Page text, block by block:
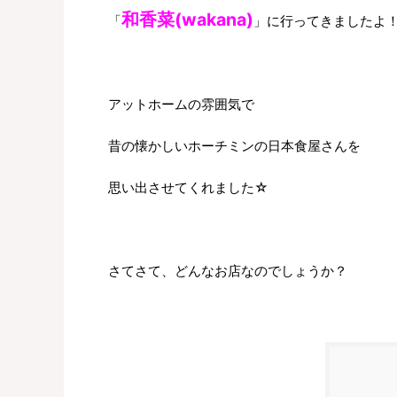
「和香菜(wakana) 」に行ってきましたよ！
アットホームの雰囲気で
昔の懐かしいホーチミンの日本食屋さんを
思い出させてくれました☆
さてさて、どんなお店なのでしょうか？